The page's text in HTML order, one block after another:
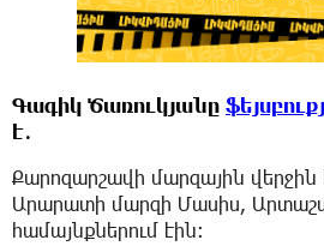
Գագիկ Ծառուկյանը
է․
Քարոզարշավի մարզային վերջին
Արարատի մարզի Մասիս,
համայնքներում էին։